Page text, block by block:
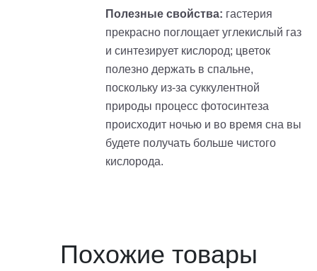
Полезные свойства: гастерия
прекрасно поглощает углекислый газ
и синтезирует кислород; цветок
полезно держать в спальне,
поскольку из-за суккулентной
природы процесс фотосинтеза
происходит ночью и во время сна вы
будете получать больше чистого
кислорода.
Похожие товары